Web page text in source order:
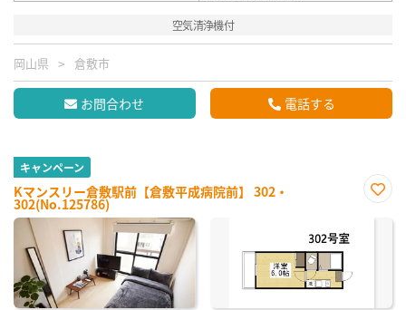
空気清浄機付
岡山県 倉敷市
お問合わせ 電話する
キャンペーン
Kマンスリー倉敷駅前【倉敷平成病院前】 302・
302(No.125786)
に入